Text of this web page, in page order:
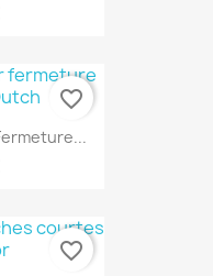
favorite_border
favorite_border